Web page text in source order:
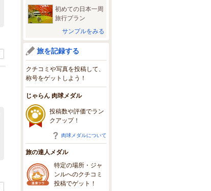
初めての日本一周
旅行プラン
サンプルをみる
旅を記録する
クチコミや写真を投稿して、
称号をゲットしよう！
じゃらん 肉球メダル
投稿数や評価でラン
クアップ！
肉球メダルについて
旅の達人メダル
特定の場所・ジャ
ンルへのクチコミ
投稿でゲット！